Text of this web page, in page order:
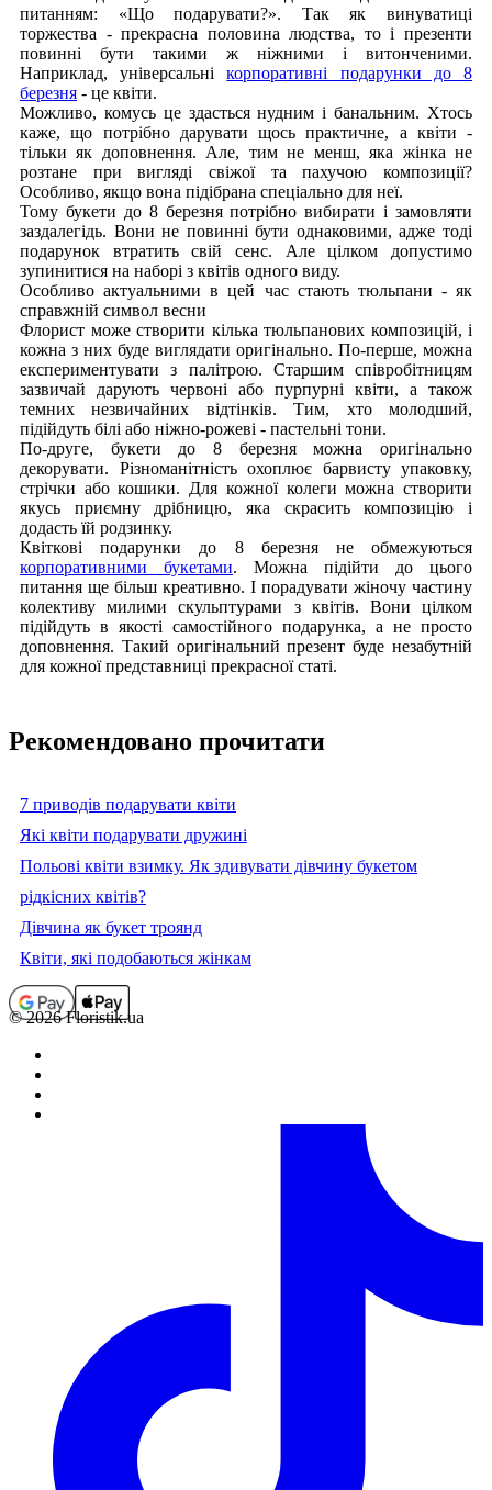
питанням: «Що подарувати?». Так як винуватиці
торжества - прекрасна половина людства, то і презенти
повинні бути такими ж ніжними і витонченими.
Наприклад, універсальнікорпоративні подарунки до 8
березня - це квіти.
Можливо, комусь це здасться нудним і банальним. Хтось
каже, що потрібно дарувати щось практичне, а квіти -
тільки як доповнення. Але, тим не менш, яка жінка не
розтане при вигляді свіжої та пахучою композиції?
Особливо, якщо вона підібрана спеціально для неї.
Тому букети до 8 березня потрібно вибирати і замовляти
заздалегідь. Вони не повинні бути однаковими, адже тоді
подарунок втратить свій сенс. Але цілком допустимо
зупинитися на наборі з квітів одного виду.
Особливо актуальними в цей час стають тюльпани - як
справжній символ весни
Флорист може створити кілька тюльпанових композицій, і
кожна з них буде виглядати оригінально. По-перше, можна
експериментувати з палітрою. Старшим співробітницям
зазвичай дарують червоні або пурпурні квіти, а також
темних незвичайних відтінків. Тим, хто молодший,
підійдуть білі або ніжно-рожеві - пастельні тони.
По-друге, букети до 8 березня можна оригінально
декорувати. Різноманітність охоплює барвисту упаковку,
стрічки або кошики. Для кожної колеги можна створити
якусь приємну дрібницю, яка скрасить композицію і
додасть їй родзинку.
Квіткові подарунки до 8 березня не обмежуються
корпоративними букетами. Можна підійти до цього
питання ще більш креативно. І порадувати жіночу частину
колективу милими скульптурами з квітів. Вони цілком
підійдуть в якості самостійного подарунка, а не просто
доповнення. Такий оригінальний презент буде незабутній
для кожної представниці прекрасної статі.
Рекомендовано прочитати
7 приводів подарувати квіти
Які квіти подарувати дружині
Польові квіти взимку. Як здивувати дівчину букетом
рідкісних квітів?
Дівчина як букет троянд
Квіти, які подобаються жінкам
© 2026 Floristik.ua